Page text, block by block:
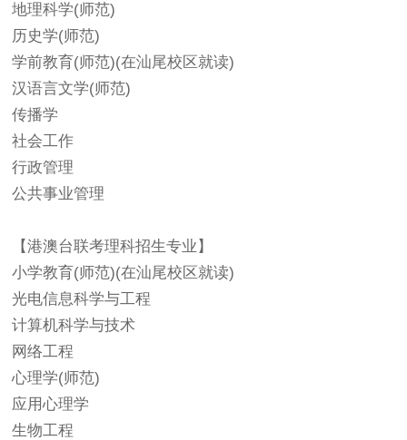
地理科学(师范)
历史学(师范)
学前教育(师范)(在汕尾校区就读)
汉语言文学(师范)
传播学
社会工作
行政管理
公共事业管理
【港澳台联考理科招生专业】
小学教育(师范)(在汕尾校区就读)
光电信息科学与工程
计算机科学与技术
网络工程
心理学(师范)
应用心理学
生物工程